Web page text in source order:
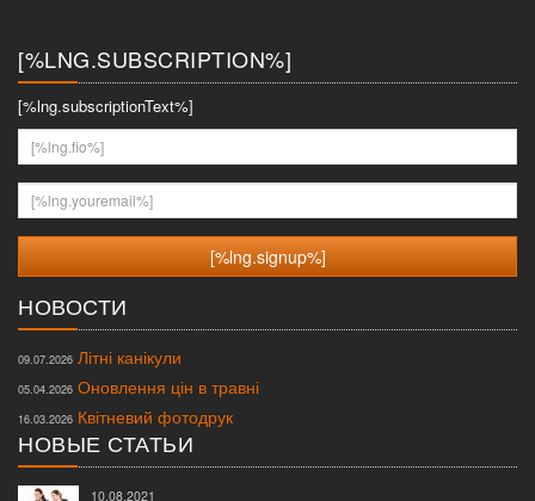
[%LNG.SUBSCRIPTION%]
[%lng.subscriptionText%]
[%lng.fio%]
[%lng.youremail%]
НОВОСТИ
09.07.2026 Літні канікули
05.04.2026 Оновлення цін в травні
16.03.2026 Квітневий фотодрук
НОВЫЕ СТАТЬИ
10.08.2021